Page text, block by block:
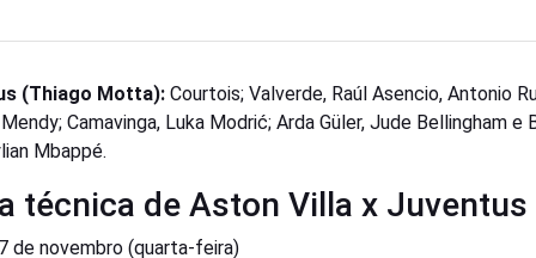
(Thiago Motta): Courtois; Valverde, Raúl Asencio, Antonio
Camavinga, Luka Modrić; Arda Güler, Jude Bellingham e
Mbappé.
técnica de Aston Villa x Juventus
de novembro (quarta-feira)